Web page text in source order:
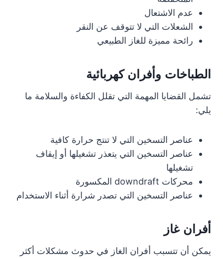
عدم الاشتعال
الشعلات التي لا تتوقف عن النقر
رائحة مميزة للغاز الطبيعي
الطباخات وأفران كهربائية
تشمل القضايا المهمة التي تقلل الكفاءة والسلامة ما
يلي:
عناصر التسخين التي لا تنتج حرارة كافية
عناصر التسخين التي يتعذر تشغيلها أو إيقاف
تشغيلها
محركات downdraft المكسورة
عناصر التسخين التي تصدر شرارة أثناء الاستخدام
أفران غاز
يمكن أن تتسبب أفران الغاز في حدوث مشكلات أكثر